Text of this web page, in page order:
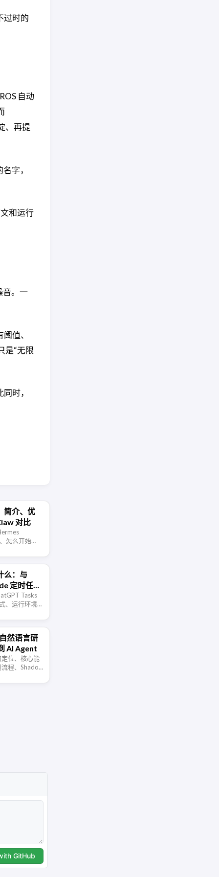
过时的
自动
、再提
字，
和运行
音。一
值、
是“无限
时，
简介、优
对比
怎么开始
与使用体验
么：与
定时任务
Tasks
、运行环境、
样选择。
然语言研
AI Agent
位、核心能
程、Shadow
，帮助开发